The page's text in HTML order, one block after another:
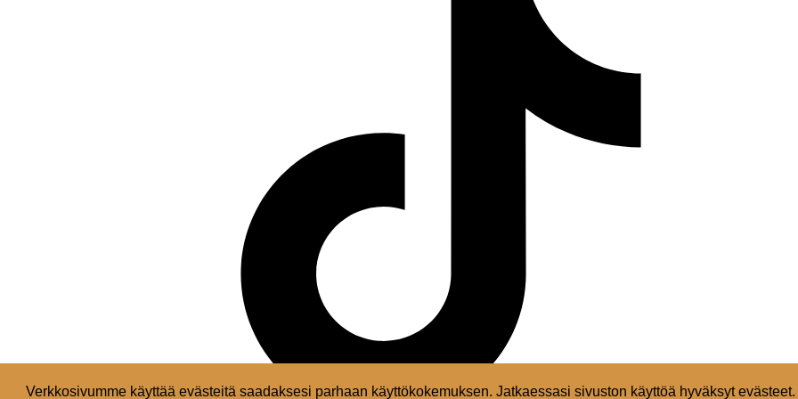
Verkkosivumme käyttää evästeitä saadaksesi parhaan käyttökokemuksen. Jatkaessasi sivuston käyttöä hyväksyt evästeet.